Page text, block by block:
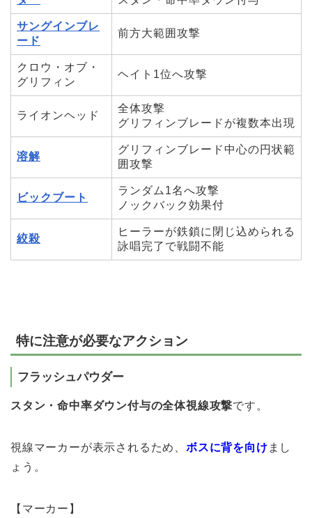
サングインブレ
ード
前方大範囲攻撃
クロウ・オブ・
グリフィン
ヘイト1位へ攻撃
ライオンヘッド
全体攻撃
グリフィンブレードが複数本出現
溶解
グリフィンブレード中心の円状範
囲攻撃
ビックブート
ランダム1名へ攻撃
ノックバック効果付
絞殺
ヒーラーが鉄鎖に閉じ込められる
詠唱完了で戦闘不能
特に注意が必要なアクション
フラッシュパウダー
スタン・命中率ダウン付与の全体視線攻撃です。
視線マーカーが表示されるため、 ボスに背を向け まし
ょう。
【マーカー】